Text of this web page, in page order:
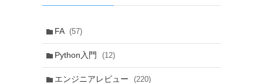
FA (57)
Python入門 (12)
エンジニアレビュー (220)